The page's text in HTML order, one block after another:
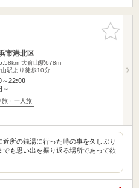
お気に入
りに追加
市港北区
大倉山駅678m
駅より徒歩10分
～22:00
～
旅・一人旅
所の銭湯に行った時の事を久しぶり
も思い出を振り返る場所であって欲